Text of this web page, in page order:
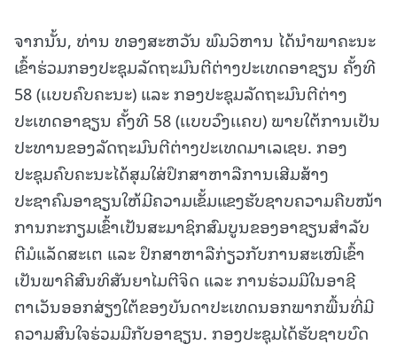
ຈາກນັ້ນ, ທ່ານ ທອງສະຫວັນ ພົມວິຫານ ໄດ້ນໍາພາຄະນະ
ເຂົ້າຮ່ວມກອງປະຊຸມລັດຖະມົນຕີຕ່າງປະເທດອາຊຽນ ຄັ້ງທີ
58 (ເເບບຄົບຄະນະ) ແລະ ກອງປະຊຸມລັດຖະມົນຕີຕ່າງ
ປະເທດອາຊຽນ ຄັ້ງທີ 58 (ເເບບວົງເເຄບ) ພາຍໃຕ້ການເປັນ
ປະທານຂອງລັດຖະມົນຕີຕ່າງປະເທດມາເລເຊຍ. ກອງ
ປະຊຸມຄົບຄະນະໄດ້ສຸມໃສ່ປຶກສາຫາລືການເສີມສ້າງ
ປະຊາຄົມອາຊຽນໃຫ້ມີຄວາມເຂັ້ມແຂງຮັບຊາບຄວາມຄືບໜ້າ
ການກະກຽມເຂົ້າເປັນສະມາຊິກສົມບູນຂອງອາຊຽນສໍາລັບ
ຕີມໍແລັດສະເຕ ແລະ ປຶກສາຫາລືກ່ຽວກັບການສະເໜີເຂົ້າ
ເປັນພາຄີສົນທິສັນຍາໄມຕີຈິດ ແລະ ການຮ່ວມມືໃນອາຊີ
ຕາເວັນອອກສ່ຽງໃຕ້ຂອງບັນດາປະເທດນອກພາກພື້ນທີ່ມີ
ຄວາມສົນໃຈຮ່ວມມືກັບອາຊຽນ. ກອງປະຊຸມໄດ້ຮັບຊາບບົດ